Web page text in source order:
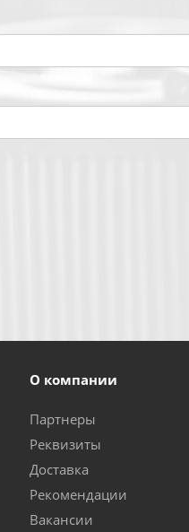
О компании
Партнеры
Реквизиты
Доставка
Рекомендации
Вакансии